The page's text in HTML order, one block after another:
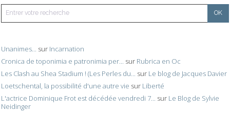
Unanimes... sur Incarnation
Cronica de toponimia e patronimia per... sur Rubrica en Oc
Les Clash au Shea Stadium ! (Les Perles du... sur Le blog de Jacques Davier
Loetschental, la possibilité d'une autre vie sur Liberté
L'actrice Dominique Frot est décédée vendredi 7... sur Le Blog de Sylvie
Neidinger